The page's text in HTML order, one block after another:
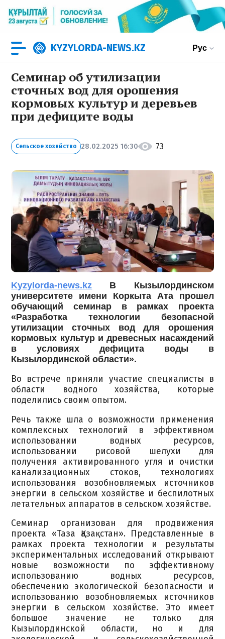
KYZYLORDA-NEWS.KZ Рус
Семинар об утилизации
сточных вод для орошения
кормовых культур и деревьев
при дефиците воды
Сельское хозяйство 28.02.2025 16:30 73
Kyzylorda-news.kz
В Кызылординском
университете имени Коркыта Ата прошел
обучающий семинар в рамках проекта
«Разработка технологии безопасной
утилизации сточных вод для орошения
кормовых культур и древесных насаждений
в условиях дефицита воды в
Кызылординской области».
Во встрече приняли участие специалисты в
области водного хозяйства, которые
поделились своим опытом.
Речь также шла о возможности применения
комплексных технологий в эффективном
использовании водных ресурсов,
использовании рисовой шелухи для
получения активированного угля и очистки
канализационных стоков, технологиях
использования возобновляемых источников
энергии в сельском хозяйстве и беспилотных
летательных аппаратов в сельском хозяйстве.
Семинар организован для продвижения
проекта «Таза Қазақстан». Представленные в
рамках проекта технологии и результаты
экспериментальных исследований открывают
новые возможности по эффективному
использованию водных ресурсов,
обеспечению экологической безопасности и
использованию возобновляемых источников
энергии в сельском хозяйстве. Это имеет
большое значение не только для
Кызылординской области, но и для